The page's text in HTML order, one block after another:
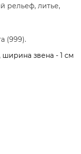
рельеф, литье,
(999).
ширина звена - 1 см